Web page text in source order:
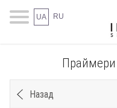
UA RU
Назад